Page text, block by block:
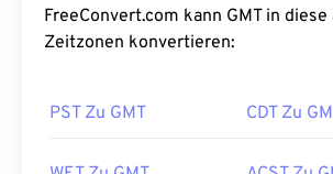
FreeConvert.com kann GMT in diese
Zeitzonen konvertieren:
PST Zu GMT CDT Zu